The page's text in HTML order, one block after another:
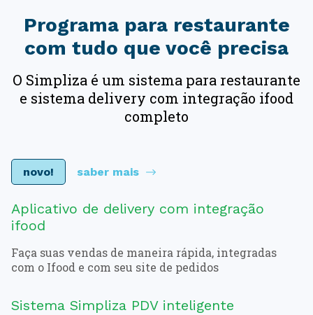
cadastre-se e use grátis
Programa para restaurante
com tudo que você precisa
O Simpliza é um sistema para restaurante
e sistema delivery com integração ifood
completo
novo! saber mais
Aplicativo de delivery com integração
ifood
Faça suas vendas de maneira rápida, integradas
com o Ifood e com seu site de pedidos
Sistema Simpliza PDV inteligente